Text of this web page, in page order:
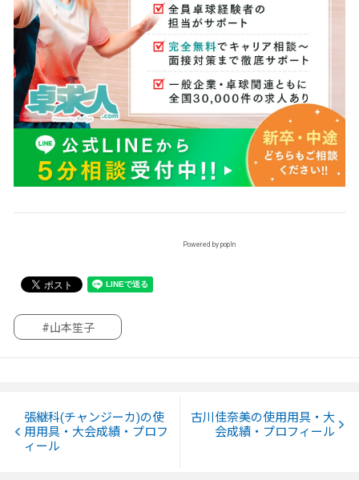
Powered by popIn
#山本笙子
張継科(チャンジーカ)の使
用用具・大会成績・プロフ
ィール
古川佳奈美の使用用具・大
会成績・プロフィール